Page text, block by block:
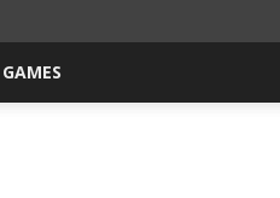
GAMES